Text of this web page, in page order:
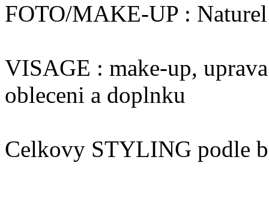
FOTO/MAKE-UP :
VISAGE : make-up,
obleceni a doplnku
Celkovy STYLING podle